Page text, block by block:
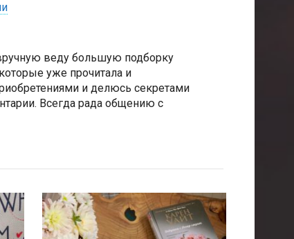
веду большую подборку
уже прочитала и
и делюсь секретами
Всегда рада общению с